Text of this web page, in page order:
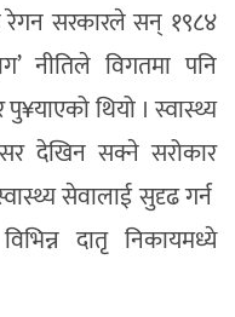
रेगन सरकारले सन् १९८४
नीतिले विगतमा पनि
थियो । स्वास्थ्य
देखिन सक्ने सरोकार
सेवालाई सुदृढ गर्न
दातृ निकायमध्ये